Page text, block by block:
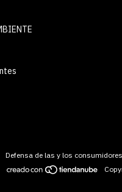
Defensa de las y los